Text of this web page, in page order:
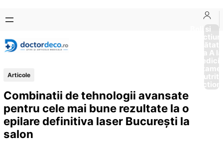
conținut
content
Boli si
Afectiuni
Sănătate
de la A
Articole
Combinatii de tehnologii avansate
pentru cele mai bune rezultate la o
epilare definitiva laser Bucureşti la
salon